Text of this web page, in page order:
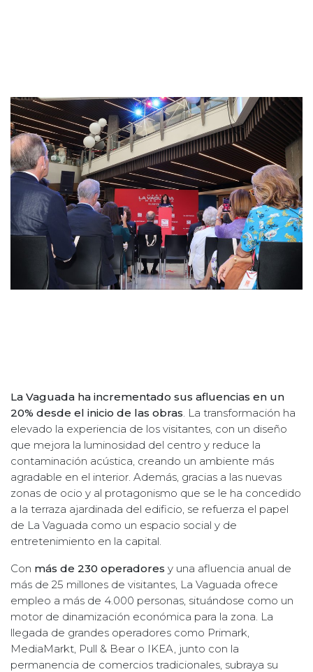
La Vaguada ha incrementado sus afluencias en un
20% desde el inicio de las obras. La transformación ha
elevado la experiencia de los visitantes, con un diseño
que mejora la luminosidad del centro y reduce la
contaminación acústica, creando un ambiente más
agradable en el interior. Además, gracias a las nuevas
zonas de ocio y al protagonismo que se le ha concedido
a la terraza ajardinada del edificio, se refuerza el papel
de La Vaguada como un espacio social y de
entretenimiento en la capital.
Con más de 230 operadores y una afluencia anual de
más de 25 millones de visitantes, La Vaguada ofrece
empleo a más de 4.000 personas, situándose como un
motor de dinamización económica para la zona. La
llegada de grandes operadores como Primark,
MediaMarkt, Pull & Bear o IKEA, junto con la
permanencia de comercios tradicionales, subraya su